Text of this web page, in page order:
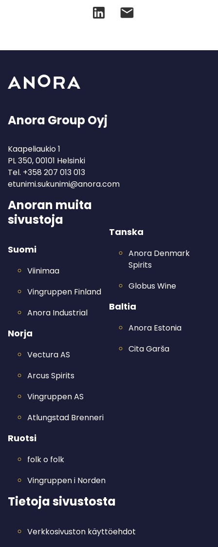
Anora Group Oyj
Kaapeliaukio 1
PL 350, 00101 Helsinki
Tel. +358 207 013 013
etunimi.sukunimi@anora.com
Anoran muita
sivustoja
Suomi
Viinimaa
Vingruppen Finland
Anora Industrial
Norja
Vectura AS
Arcus Spirits
Vingruppen AS
Atlungstad Brenneri
Ruotsi
folk o folk
Vingruppen i Norden
Tanska
Anora Denmark
Spirits
Globus Wine
Baltia
Anora Estonia
Cita Garša
Tietoja sivustosta
Verkkosivuston käyttöehdot